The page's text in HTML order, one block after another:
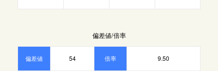
偏差値/倍率
偏差値 54 倍率 9.50